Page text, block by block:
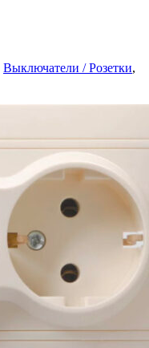
Выключатели / Розетки,